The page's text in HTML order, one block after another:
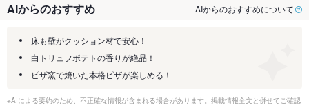
AIからのおすすめ AIからのおすすめについて
床も壁がクッション材で安心！
白トリュフポテトの香りが絶品！
ピザ窯で焼いた本格ピザが楽しめる！
※AIによる要約のため、不正確な情報が含まれる場合があります。掲載情報全文と併せてご確認